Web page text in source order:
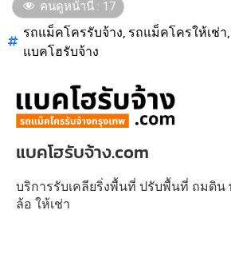
คนดูหน้านี้ : 17
รถแม็คโครรับจ้าง, รถแม็คโครให้เช่า,
แบคโฮรับจ้าง
แบคโฮรับจ้าง.com
บริการรับเคลียริ่งพื้นที่ ปรับพื้นที่ ถมดิ
ล้อ ให้เช่า